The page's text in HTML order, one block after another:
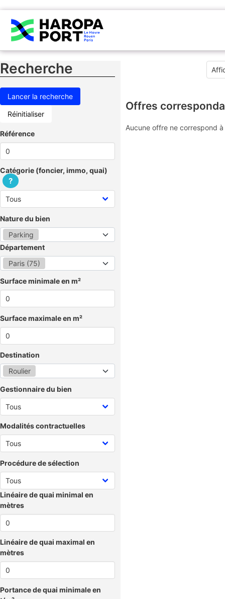
Recherche
Réinitialiser
Référence
Catégorie (foncier, immo, quai)
?
Nature du bien
Parking
Département
Paris (75)
Surface minimale en m²
Surface maximale en m²
Destination
Roulier
Gestionnaire du bien
Modalités contractuelles
Procédure de sélection
Linéaire de quai minimal en
mètres
Linéaire de quai maximal en
mètres
Portance de quai minimale en
Offres
Aucune offre ne correspond